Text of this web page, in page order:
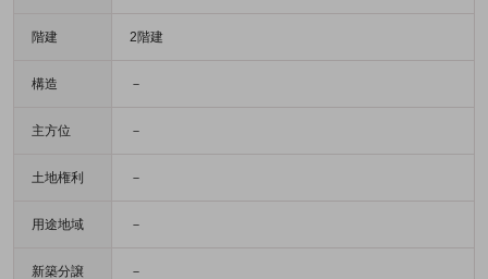
階建 2階建
構造 －
主方位 －
土地権利 －
用途地域 －
新築分譲
－